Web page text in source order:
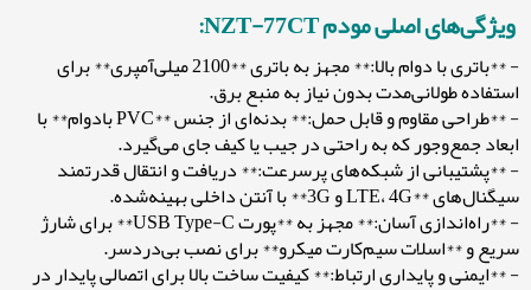
ویژگی‌های اصلی مودم NZT-77CT:
- **باتری با دوام بالا:** مجهز به باتری **2100 میلی‌آمپری** برای
استفاده طولانی‌مدت بدون نیاز به منبع برق.
- **طراحی مقاوم و قابل حمل:** بدنه‌ای از جنس **PVC بادوام** با
ابعاد جمع‌وجور که به راحتی در جیب یا کیف جای می‌گیرد.
- **پشتیبانی از شبکه‌های پرسرعت:** دریافت و انتقال قدرتمند
سیگنال‌های **LTE، 4G و 3G** با آنتن داخلی بهینه‌شده.
- **راه‌اندازی آسان:** مجهز به **پورت USB Type-C** برای شارژ
سریع و **اسلات سیم‌کارت میکرو** برای نصب بی‌دردسر.
- **ایمنی و پایداری ارتباط:** کیفیت ساخت بالا برای اتصالی پایدار در